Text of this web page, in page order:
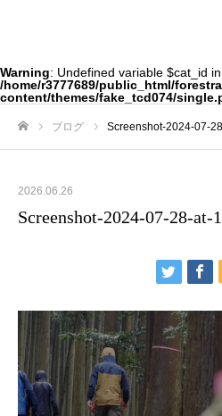
Warning: Undefined variable $cat_id in
/home/r3777689/public_html/
content/themes/fake_tcd074/
ブログ Screenshot-2024-07-
2026.06.26
Screenshot-2024-07-28-at-